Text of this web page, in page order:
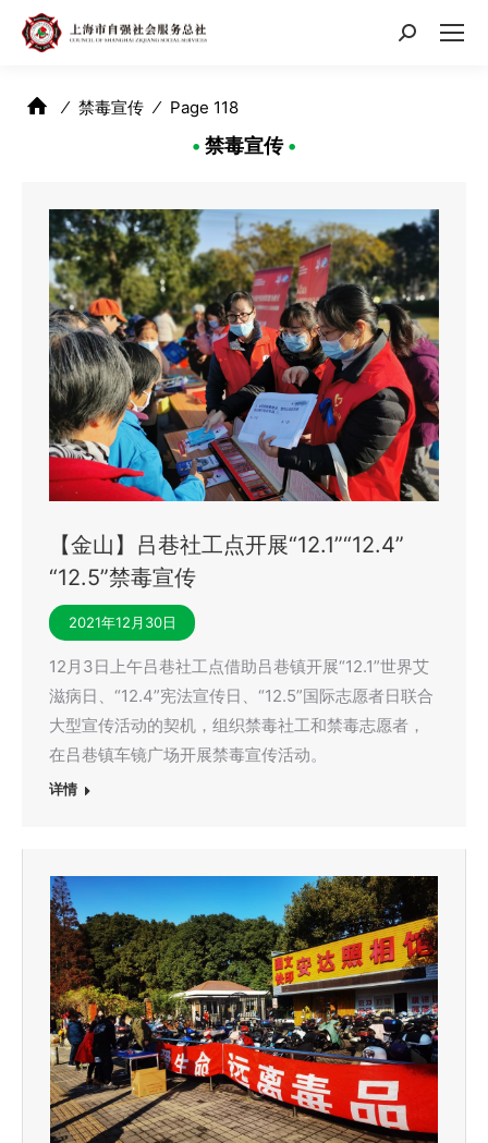
搜
⁄ 禁毒宣传 ⁄ Page 118
• 禁毒宣传•
【金山】吕巷社工点开展“12.1”“12.4”
“12.5”禁毒宣传
2021年12月30日
12月3日上午吕巷社工点借助吕巷镇开展“12.1”世界艾
滋病日、“12.4”宪法宣传日、“12.5”国际志愿者日联合
大型宣传活动的契机，组织禁毒社工和禁毒志愿者，
在吕巷镇车镜广场开展禁毒宣传活动。
详情